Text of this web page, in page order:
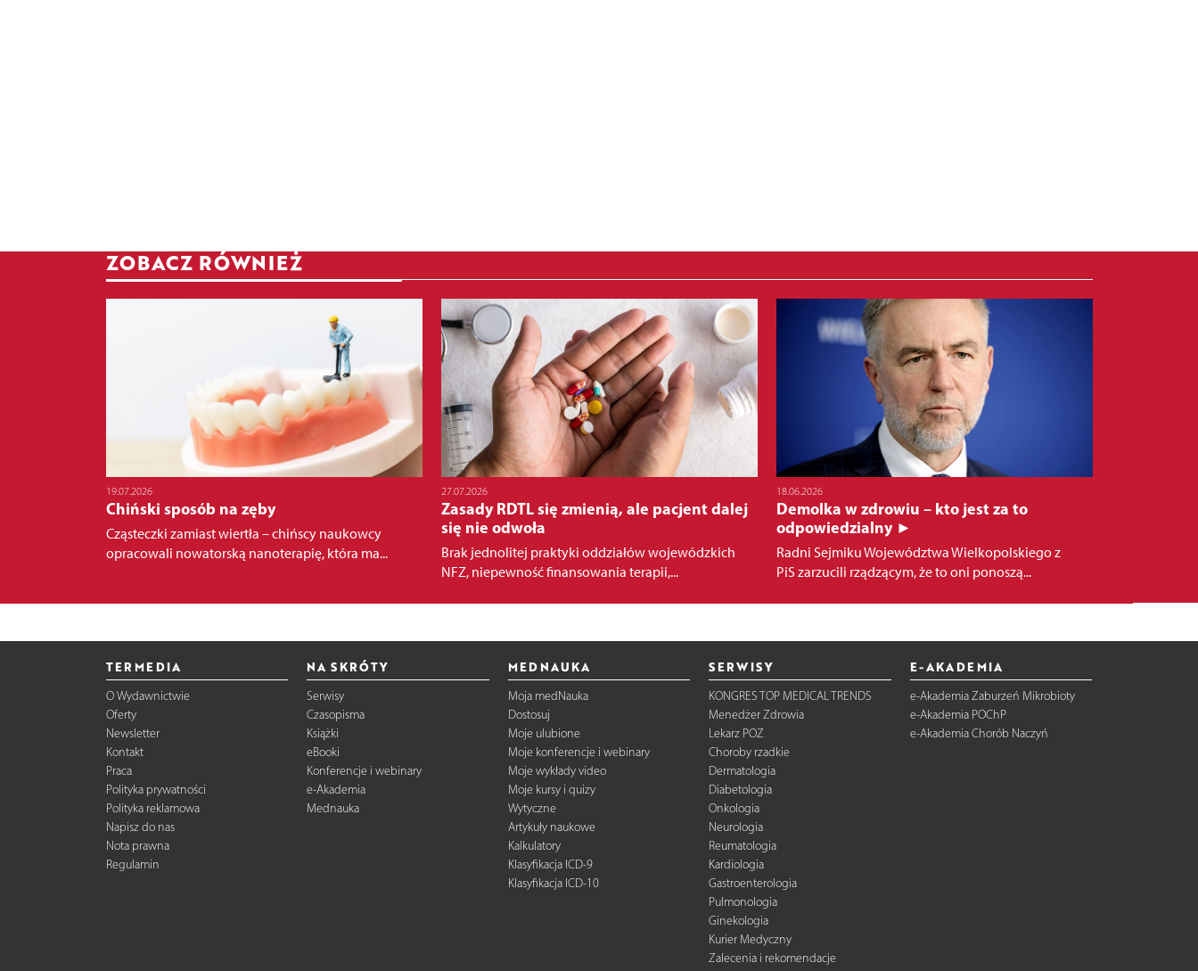
ZOBACZ RÓWNIEŻ
19.07.2026
Chiński sposób na zęby
Cząsteczki zamiast wiertła – chińscy naukowcy
opracowali nowatorską nanoterapię, która ma...
27.07.2026
Zasady RDTL się zmienią, ale pacjent dalej
się nie odwoła
Brak jednolitej praktyki oddziałów wojewódzkich
NFZ, niepewność finansowania terapii,...
18.06.2026
Demolka w zdrowiu – kto jest za to
odpowiedzialny ►
Radni Sejmiku Województwa Wielkopolskiego z
PiS zarzucili rządzącym, że to oni ponoszą...
TERMEDIA
O Wydawnictwie
Oferty
Newsletter
Kontakt
Praca
Polityka prywatności
Polityka reklamowa
Napisz do nas
Nota prawna
Regulamin
NA SKRÓTY
Serwisy
Czasopisma
Książki
eBooki
Konferencje i webinary
e-Akademia
Mednauka
MEDNAUKA
Moja medNauka
Dostosuj
Moje ulubione
Moje konferencje i webinary
Moje wykłady video
Moje kursy i quizy
Wytyczne
Artykuły naukowe
Kalkulatory
Klasyfikacja ICD-9
Klasyfikacja ICD-10
SERWISY
KONGRES TOP MEDICAL TRENDS
Menedżer Zdrowia
Lekarz POZ
Choroby rzadkie
Dermatologia
Diabetologia
Onkologia
Neurologia
Reumatologia
Kardiologia
Gastroenterologia
Pulmonologia
Ginekologia
Kurier Medyczny
Zalecenia i rekomendacje
E-AKADEMIA
e-Akademia Zaburzeń Mikrobioty
e-Akademia POChP
e-Akademia Chorób Naczyń